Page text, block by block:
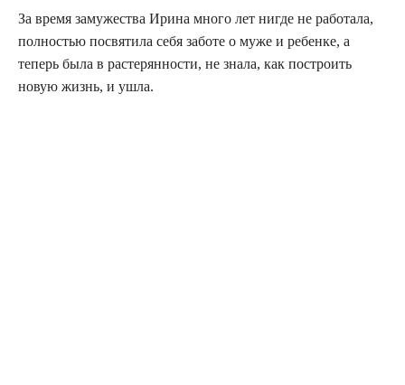
За вре­мя заму­же­ства Ири­на мно­го лет нигде не рабо­та­ла,
пол­но­стью посвя­ти­ла себя забо­те о муже и ребен­ке, а
теперь была в рас­те­рян­но­сти, не зна­ла, как постро­ить
новую жизнь, и ушла.